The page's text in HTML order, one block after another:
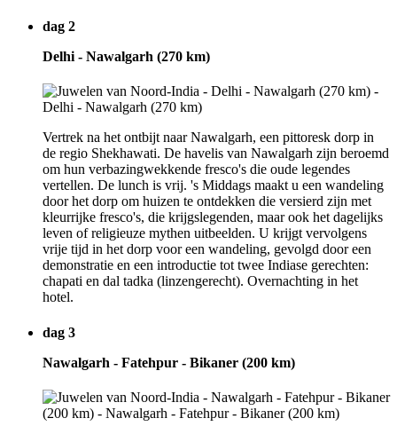
dag 2
Delhi - Nawalgarh (270 km)
Vertrek na het ontbijt naar Nawalgarh, een pittoresk dorp in
de regio Shekhawati. De havelis van Nawalgarh zijn beroemd
om hun verbazingwekkende fresco's die oude legendes
vertellen. De lunch is vrij. 's Middags maakt u een wandeling
door het dorp om huizen te ontdekken die versierd zijn met
kleurrijke fresco's, die krijgslegenden, maar ook het dagelijks
leven of religieuze mythen uitbeelden. U krijgt vervolgens
vrije tijd in het dorp voor een wandeling, gevolgd door een
demonstratie en een introductie tot twee Indiase gerechten:
chapati en dal tadka (linzengerecht). Overnachting in het
hotel.
dag 3
Nawalgarh - Fatehpur - Bikaner (200 km)